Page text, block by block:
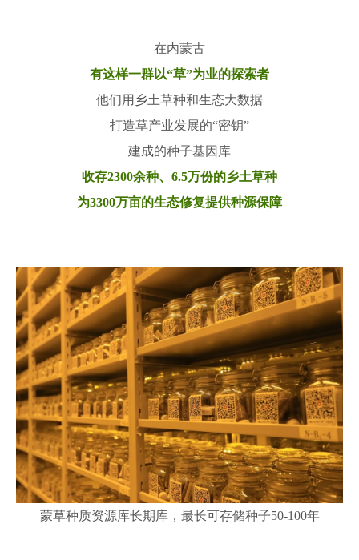
在内蒙古
有这样一群以“草”为业的探索者
他们用乡土草种和生态大数据
打造草产业发展的“密钥”
建成的种子基因库
收存2300余种、6.5万份的乡土草种
为3300万亩的生态修复提供种源保障
蒙草种质资源库长期库，最长可存储种子50-100年